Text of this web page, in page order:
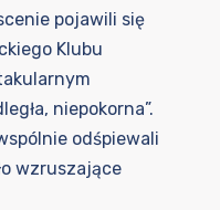
pojawili się
Klubu
niepokorna”.
odśpiewali
wzruszające